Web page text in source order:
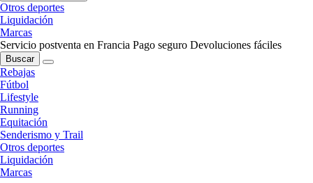
Otros deportes
Liquidación
Marcas
Servicio postventa en Francia Pago seguro Devoluciones fáciles
Buscar
Rebajas
Fútbol
Lifestyle
Running
Equitación
Senderismo y Trail
Otros deportes
Liquidación
Marcas